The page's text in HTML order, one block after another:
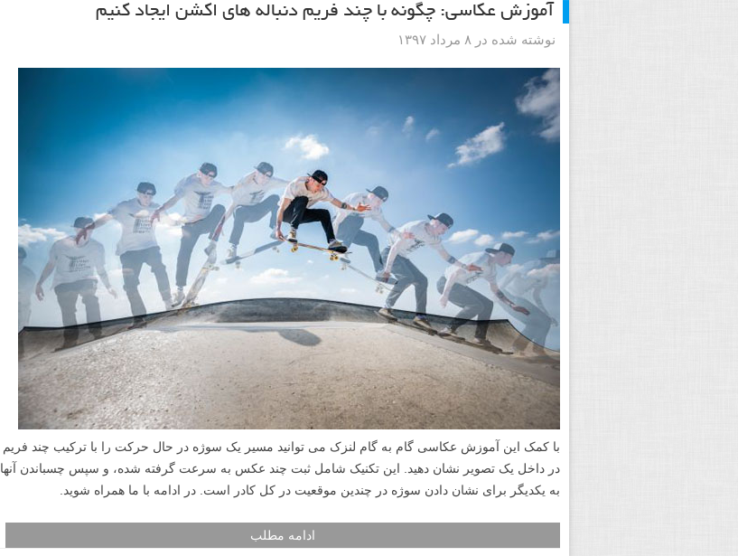
آموزش عکاسی: چگونه با چند فریم دنباله های اکشن ایجاد کنیم
نوشته شده در ۸ مرداد ۱۳۹۷
با کمک این آموزش عکاسی گام به گام لنزک می توانید مسیر یک سوژه در حال حرکت را با ترکیب چند فریم
در داخل یک تصویر نشان دهید. این تکنیک شامل ثبت چند عکس به سرعت گرفته شده، و سپس چسباندن آنها
به یکدیگر برای نشان دادن سوژه در چندین موقعیت در کل کادر است. در ادامه با ما همراه شوید.
ادامه مطلب